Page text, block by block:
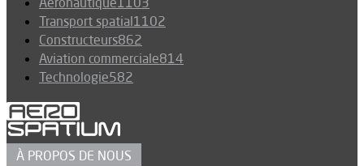
Transport spatial1102
Constructeurs862
Aviation commerciale814
Technologie582
À PROPOS DE NOUS